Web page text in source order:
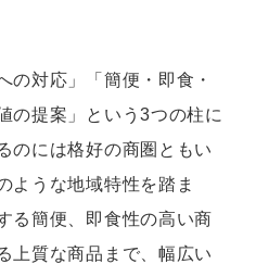
の対応」「簡便・即食・
の提案」という3つの柱に
のには格好の商圏ともい
ような地域特性を踏ま
る簡便、即食性の高い商
上質な商品まで、幅広い